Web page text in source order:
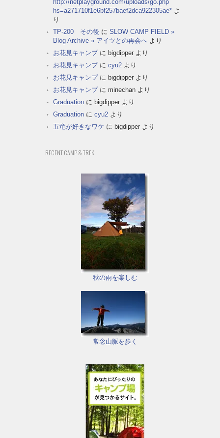
http://netplayground.com/uploads/go.php
hs=a271710f1e6bf257baef2dca922305ae* よ
り
TP-200 その後 に SLOW CAMP FIELD »
Blog Archive » アイツとの再会へ より
お花見キャンプに bigdipper より
お花見キャンプに cyu2 より
お花見キャンプに bigdipper より
お花見キャンプに minechan より
Graduation に bigdipper より
Graduation に cyu2 より
五竜が好きなワケ に bigdipper より
RECENT CAMP & TREK
秋の雨を楽しむ
常念山脈を歩く